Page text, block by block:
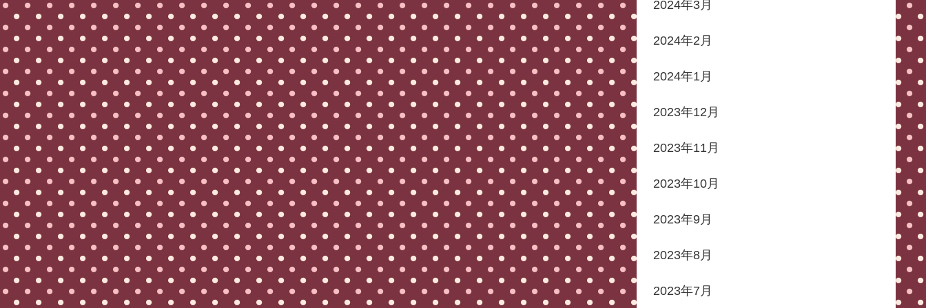
2024年3月
2024年2月
2024年1月
2023年12月
2023年11月
2023年10月
2023年9月
2023年8月
2023年7月